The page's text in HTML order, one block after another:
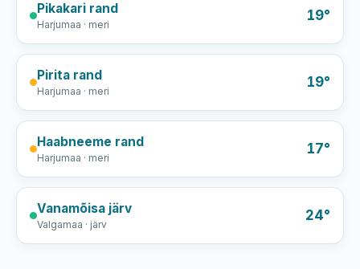
Pikakari rand
Harjumaa · meri
19°
Pirita rand
Harjumaa · meri
19°
Haabneeme rand
Harjumaa · meri
17°
Vanamõisa järv
Valgamaa · järv
24°